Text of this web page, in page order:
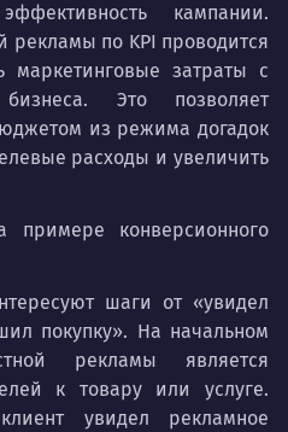
кампании.
рекламы по KPI проводится
маркетинговые затраты с
Это позволяет
из режима догадок
расходы и увеличить
примере конверсионного
шаги от «увидел
покупку». На начальном
рекламы является
к товару или услуге.
увидел рекламное